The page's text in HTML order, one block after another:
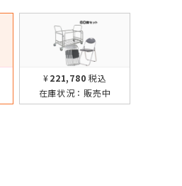
¥221,780 税込
在庫状況： 販売中